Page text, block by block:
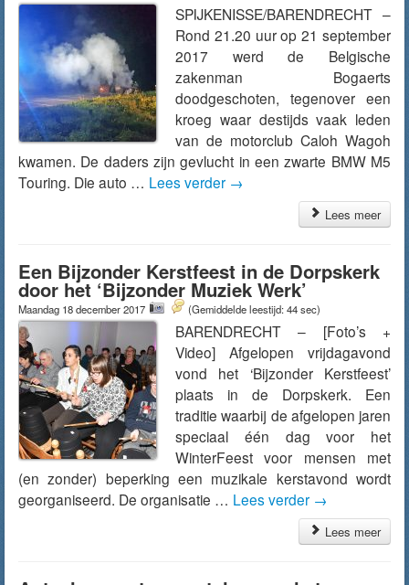
SPIJKENISSE/BARENDRECHT –
Rond 21.20 uur op 21 september
2017 werd de Belgische
zakenman Bogaerts
doodgeschoten, tegenover een
kroeg waar destijds vaak leden
van de motorclub Caloh Wagoh
kwamen. De daders zijn gevlucht in een zwarte BMW M5
Touring. Die auto … Lees verder →
Lees meer
Een Bijzonder Kerstfeest in de Dorpskerk
door het ‘Bijzonder Muziek Werk’
Maandag 18 december 2017 (Gemiddelde leestijd: 44 sec)
BARENDRECHT – [Foto’s +
Video] Afgelopen vrijdagavond
vond het ‘Bijzonder Kerstfeest’
plaats in de Dorpskerk. Een
traditie waarbij de afgelopen jaren
speciaal één dag voor het
WinterFeest voor mensen met
(en zonder) beperking een muzikale kerstavond wordt
georganiseerd. De organisatie … Lees verder →
Lees meer